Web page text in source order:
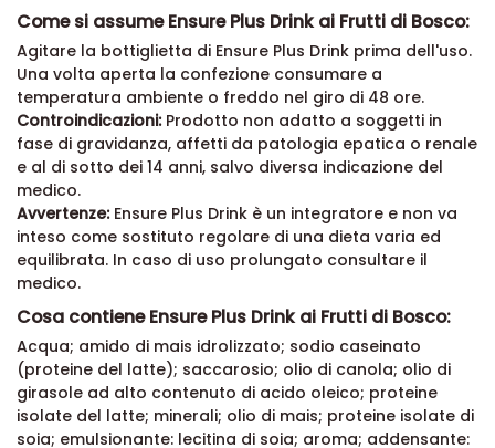
Come si assume Ensure Plus Drink ai Frutti di Bosco:
Agitare la bottiglietta di Ensure Plus Drink prima dell'uso.
Una volta aperta la confezione consumare a
temperatura ambiente o freddo nel giro di 48 ore.
Controindicazioni:Prodotto non adatto a soggetti in
fase di gravidanza, affetti da patologia epatica o renale
e al di sotto dei 14 anni, salvo diversa indicazione del
medico.
Avvertenze:Ensure Plus Drink è un integratore e non va
inteso come sostituto regolare di una dieta varia ed
equilibrata. In caso di uso prolungato consultare il
medico.
Cosa contiene Ensure Plus Drink ai Frutti di Bosco:
Acqua; amido di mais idrolizzato; sodio caseinato
(proteine del latte); saccarosio; olio di canola; olio di
girasole ad alto contenuto di acido oleico; proteine
isolate del latte; minerali; olio di mais; proteine isolate di
soia; emulsionante: lecitina di soia; aroma; addensante: